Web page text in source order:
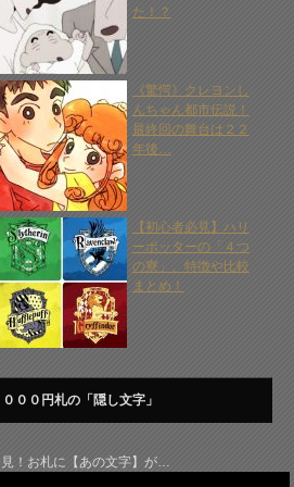
た！？
《驚愕》クレヨンし
んちゃん都市伝説！
最終回の舞台は２２
年後…
【初心者必見】ハリ
ーポッターの「４つ
の寮」、特徴や比較
まとめ！
００円札の「隠し文字」
！お札に【あの文字】が…